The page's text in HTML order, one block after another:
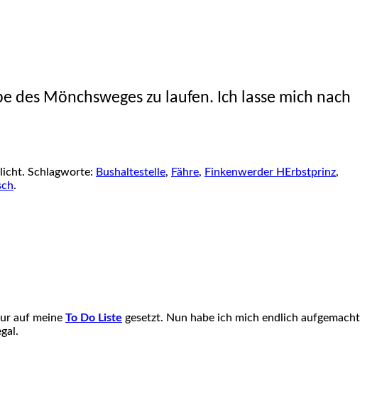
des Mönchsweges zu laufen. Ich lasse mich nach
Schlagworte: Bushaltestelle, Fähre, Finkenwerder HErbstprinz,
.
auf meine To Do Liste gesetzt. Nun habe ich mich endlich aufgemacht